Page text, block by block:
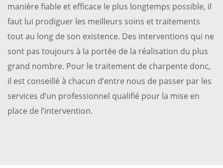
manière fiable et efficace le plus longtemps possible, il
faut lui prodiguer les meilleurs soins et traitements
tout au long de son existence. Des interventions qui ne
sont pas toujours à la portée de la réalisation du plus
grand nombre. Pour le traitement de charpente donc,
il est conseillé à chacun d’entre nous de passer par les
services d’un professionnel qualifié pour la mise en
place de l’intervention.